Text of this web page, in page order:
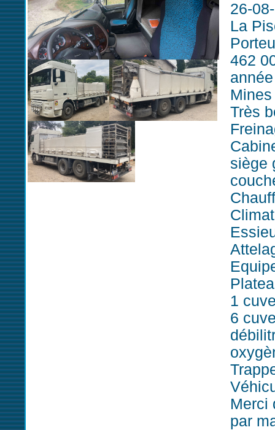
26-
La
462
Très
siège
1
6
Merci
par